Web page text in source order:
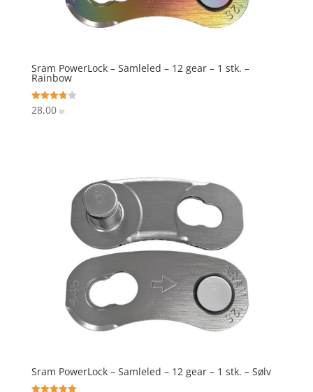
Sram PowerLock – Samleled – 12 gear – 1 stk. –
Rainbow
Vurderet
3.8
28,00 kr.
Sram PowerLock – Samleled – 12 gear – 1 stk. – Sølv